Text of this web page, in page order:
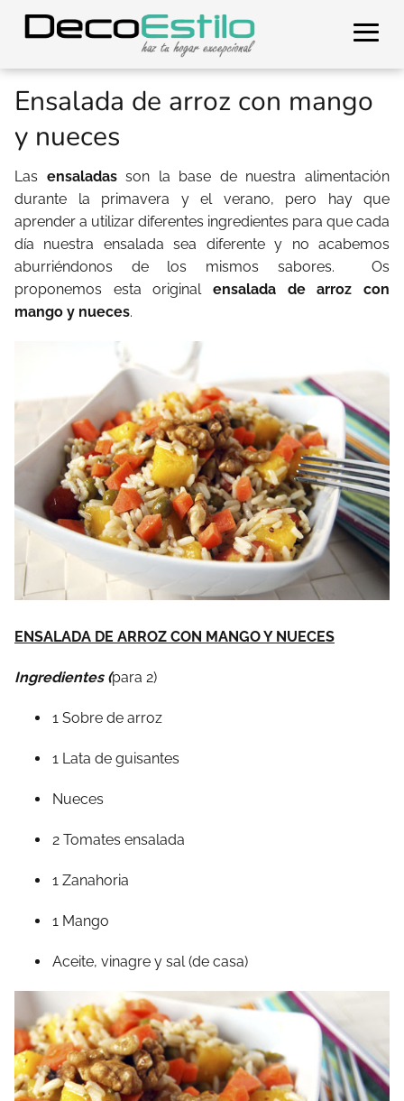
Ensalada de arroz con mango
y nueces
Las ensaladasson la base de nuestra alimentación
durante la primavera y el verano, pero hay que
aprender a utilizar diferentes ingredientes para que cada
día nuestra ensalada sea diferente y no acabemos
aburriéndonos de los mismos sabores.
Os
proponemos esta originalensalada de arroz con
mango y nueces.
ENSALADA DE ARROZ CON MANGO Y NUECES
Ingredientes (para 2)
1 Sobre de arroz
1 Lata de guisantes
Nueces
2 Tomates ensalada
1 Zanahoria
1 Mango
Aceite, vinagre y sal (de casa)